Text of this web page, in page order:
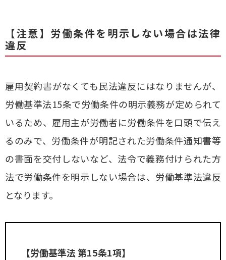
【注意】労働条件を明示しない場合は法律
違反
雇用契約書がなくても民法違反にはなりませんが、
労働基準法15条で労働条件の明示義務が定められて
いるため、雇用主が労働者に労働条件を口頭で伝え
るのみで、労働条件が明記された労働条件通知書等
の書面を交付しないなど、法令で義務付けられた方
法で労働条件を明示しない場合は、労働基準法違反
となります。
【労働基準法 第15条1項】